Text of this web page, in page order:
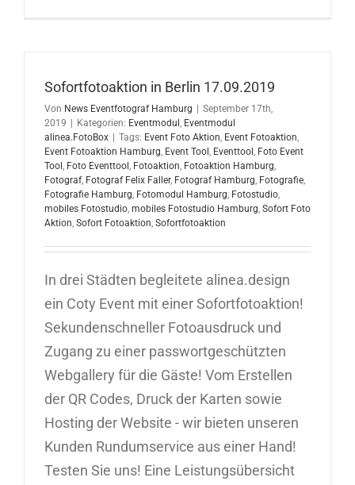
Sofortfotoaktion in Berlin 17.09.2019
Von News Eventfotograf Hamburg
September 17th,
2019
Kategorien: Eventmodul , Eventmodul
alinea.FotoBox
Tags: Event Foto Aktion, Event Fotoaktion,
Event Fotoaktion Hamburg, Event Tool , Eventtool , Foto Event
Tool , Foto Eventtool , Fotoaktion, Fotoaktion Hamburg,
Fotograf, Fotograf Felix Faller, Fotograf Hamburg, Fotografie,
Fotografie Hamburg, Fotomodul Hamburg, Fotostudio,
mobiles Fotostudio, mobiles Fotostudio Hamburg, Sofort Foto
Aktion, Sofort Fotoaktion, Sofortfotoaktion
In drei Städten begleitete alinea.design
ein Coty Event mit einer Sofortfotoaktion!
Sekundenschneller Fotoausdruck und
Zugang zu einer passwortgeschützten
Webgallery für die Gäste! Vom Erstellen
der QR Codes, Druck der Karten sowie
Hosting der Website - wir bieten unseren
Kunden Rundumservice aus einer Hand!
Testen Sie uns! Eine Leistungsübersicht